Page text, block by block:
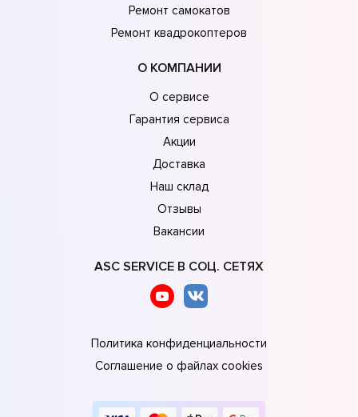
Ремонт самокатов
Ремонт квадрокоптеров
О КОМПАНИИ
О сервисе
Гарантия сервиса
Акции
Доставка
Наш склад
Отзывы
Вакансии
ASC SERVICE В СОЦ. СЕТЯХ
Политика конфиденциальности
Соглашение о файлах cookies